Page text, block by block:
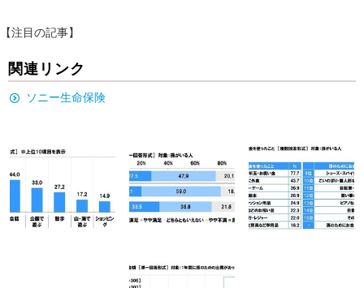
【注目の記事】
関連リンク
ソニー生命保険